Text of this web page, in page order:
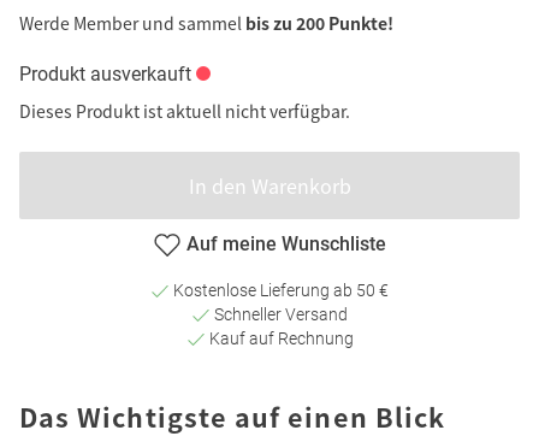
Werde Member und sammel bis zu 200 Punkte!
Produkt ausverkauft
Dieses Produkt ist aktuell nicht verfügbar.
In den Warenkorb
Auf meine Wunschliste
Kostenlose Lieferung ab 50 €
Schneller Versand
Kauf auf Rechnung
Das Wichtigste auf einen Blick